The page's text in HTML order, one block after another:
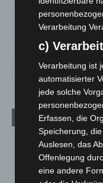
DO.
29°
FR.
24°
Aktuelle Beiträge
Region Hannover:
Roten Kreuz
5. August 2026
Verarbeitung
c)
Verarbeitung ist
automatisierter
jede solche
Erfassen, die
Speicherung,
Auslesen, das
Offenlegung
eine andere